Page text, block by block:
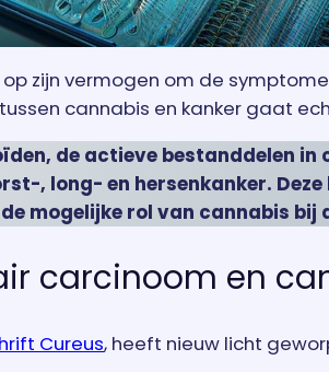
zijn vermogen om de
cannabis en kanker gaat
de actieve bestanddelen
, long- en hersenkanker.
mogelijke rol van cannabis bij
carcinoom en
Cureus, heeft nieuw licht